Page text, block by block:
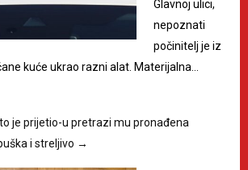
Glavnoj ulici,
nepoznati
počinitelj je iz
kuće ukrao razni alat. Materijalna…
je prijetio-u pretrazi mu pronađena
i streljivo →